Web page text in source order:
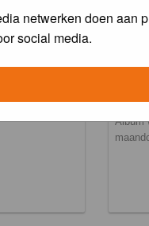
netwerken doen aan
social media.
Album